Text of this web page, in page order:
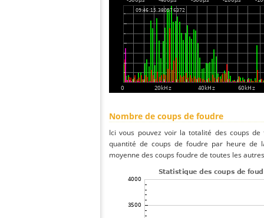
Nombre de coups de foudre
Ici vous pouvez voir la totalité des coups
quantité de coups de foudre par heure de
moyenne des coups foudre de toutes les